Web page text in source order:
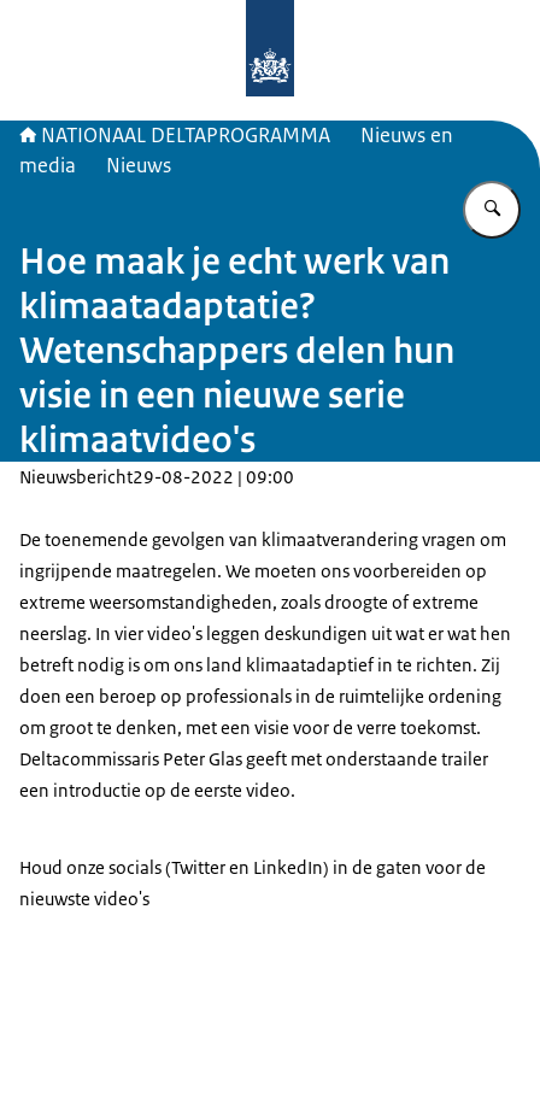
NATIONAAL DELTAPROGRAMMA
Nieuws en
media
Nieuws
Hoe maak je echt werk van
klimaatadaptatie?
Wetenschappers delen hun
visie in een nieuwe serie
klimaatvideo's
Nieuwsbericht29-08-2022 | 09:00
De toenemende gevolgen van klimaatverandering vragen om
ingrijpende maatregelen. We moeten ons voorbereiden op
extreme weersomstandigheden, zoals droogte of extreme
neerslag. In vier video's leggen deskundigen uit wat er wat hen
betreft nodig is om ons land klimaatadaptief in te richten. Zij
doen een beroep op professionals in de ruimtelijke ordening
om groot te denken, met een visie voor de verre toekomst.
Deltacommissaris Peter Glas geeft met onderstaande trailer
een introductie op de eerste video.
Houd onze socials (Twitter en LinkedIn) in de gaten voor de
nieuwste video's